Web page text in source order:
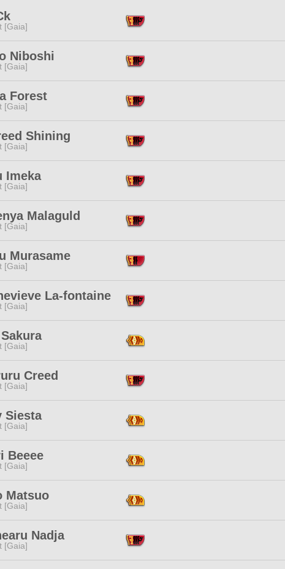
[Gaia]
Niboshi
[Gaia]
Forest
[Gaia]
Shining
[Gaia]
Imeka
[Gaia]
Malaguld
[Gaia]
Murasame
[Gaia]
La-fontaine
[Gaia]
[Gaia]
Creed
[Gaia]
Siesta
[Gaia]
Beeee
[Gaia]
Matsuo
[Gaia]
Nadja
[Gaia]